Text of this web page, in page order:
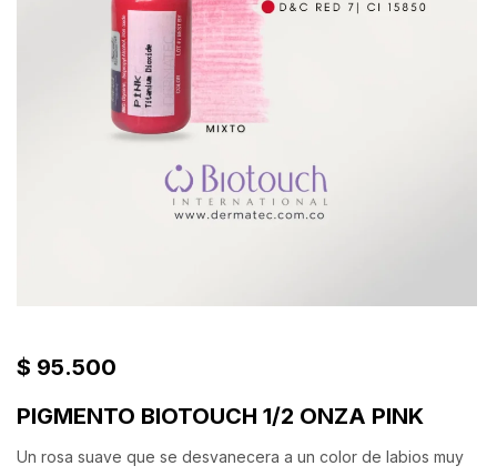
$ 95.500
PIGMENTO BIOTOUCH 1/2 ONZA PINK
Un rosa suave que se desvanecera a un color de labios muy
Crear una cuenta